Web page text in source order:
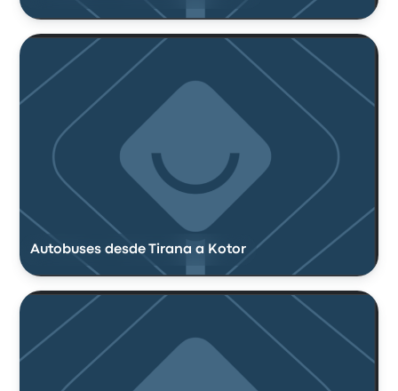
Autobuses desde Tirana a Kotor